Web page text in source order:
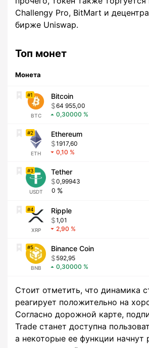
Challengy Pro, BitMart и
бирже Uniswap.
Топ монет
Монета
1
BTC
Bitcoin
64 955,00
0,30000
2
ETH
Ethereum
1917,60
0,10
3
USDT
Tether
0,99943
0
4
XRP
Ripple
1,01
2,90
5
BNB
Binance Coin
592,95
0,30000
Стоит отметить, что динамика
реагирует положительно на
Согласно дорожной карте,
Trade станет доступна
а некоторые ее функции начнут